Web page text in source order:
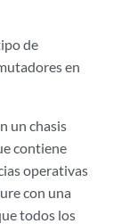
de
en
un chasis
contiene
operativas
con una
todos los